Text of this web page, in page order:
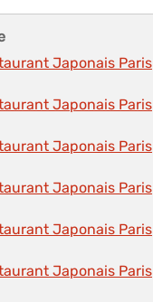
Japonais Paris
Japonais Paris
Japonais Paris
Japonais Paris
Japonais Paris
Japonais Paris